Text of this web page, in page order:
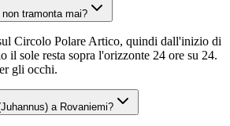
tramonta mai?
Circolo Polare Artico, quindi dall'inizio di
il sole resta sopra l'orizzonte 24 ore su 24.
gli occhi.
a Rovaniemi?